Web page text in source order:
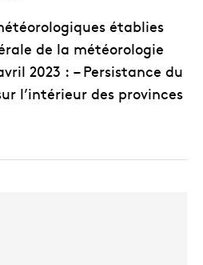
établies
de la météorologie
2023 : – Persistance du
l’intérieur des provinces